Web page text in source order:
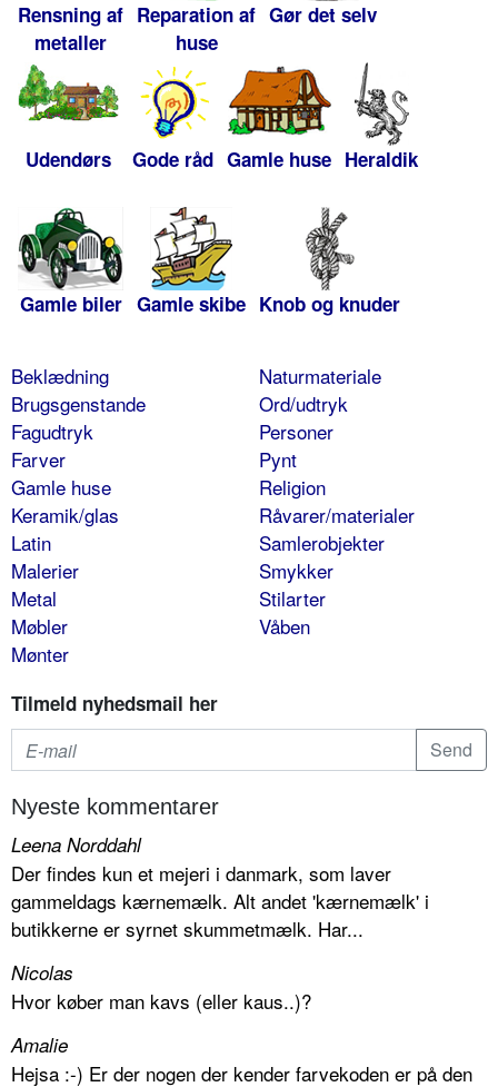
Rensning af
metaller
Reparation af
huse
Gør det selv
Udendørs Gode råd Gamle huse Heraldik
Gamle biler Gamle skibe Knob og knuder
Beklædning
Brugsgenstande
Fagudtryk
Farver
Gamle huse
Keramik/glas
Latin
Malerier
Metal
Møbler
Mønter
Naturmateriale
Ord/udtryk
Personer
Pynt
Religion
Råvarer/materialer
Samlerobjekter
Smykker
Stilarter
Våben
Tilmeld nyhedsmail her
Nyeste kommentarer
Leena Norddahl
Der findes kun et mejeri i danmark, som laver
gammeldags kærnemælk. Alt andet 'kærnemælk' i
butikkerne er syrnet skummetmælk. Har...
Nicolas
Hvor køber man kavs (eller kaus..)?
Amalie
Hejsa :-) Er der nogen der kender farvekoden er på den